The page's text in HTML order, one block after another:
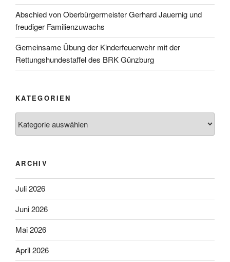
Abschied von Oberbürgermeister Gerhard Jauernig und
freudiger Familienzuwachs
Gemeinsame Übung der Kinderfeuerwehr mit der
Rettungshundestaffel des BRK Günzburg
KATEGORIEN
ARCHIV
Juli 2026
Juni 2026
Mai 2026
April 2026